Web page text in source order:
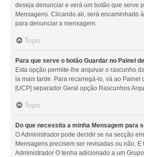
deseja denunciar e verá um botão que serve
Mensagens. Clicando ali, será encaminhado
para denunciar a mensagem.
Topo
Para que serve o botão Guardar no Painel
Esta opção permite-lhe arquivar o rascunho
la mais tarde. Para recarregá-lo, vá ao Painel
[UCP] separador Geral opção Rascunhos
Topo
Do que necessita a minha Mensagem para
O Administrador pode decidir se na secção
Mensagens precisem ser revisadas ou não.
Administrador O tenha adicionado a um